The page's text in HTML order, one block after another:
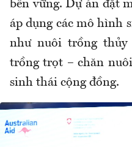
bền vững. Dự án đặt
áp dụng các mô hình
như nuôi trồng
trồng trọt – chăn
sinh thái cộng đồng.